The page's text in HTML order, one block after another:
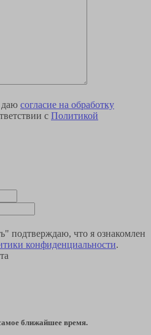
даю согласие на обработку
с Политикой
подтверждаю, что я ознакомлен
конфиденциальности.
ближайшее время.